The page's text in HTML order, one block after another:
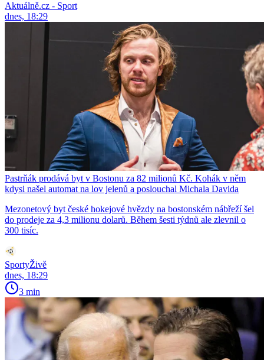
Aktuálně.cz - Sport
dnes, 18:29
Pastrňák prodává byt v Bostonu za 82 milionů Kč. Kohák v něm
kdysi našel automat na lov jelenů a poslouchal Michala Davida
Mezonetový byt české hokejové hvězdy na bostonském nábřeží šel
do prodeje za 4,3 milionu dolarů. Během šesti týdnů ale zlevnil o
300 tisíc.
SportyŽivě
dnes, 18:29
3 min